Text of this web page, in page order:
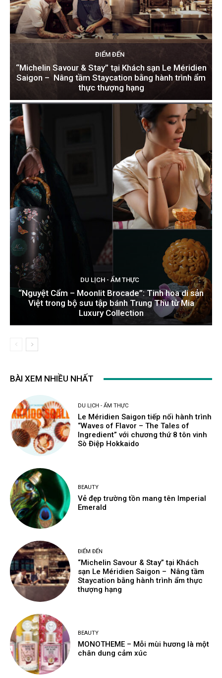
ĐIỂM ĐẾN
“Michelin Savour & Stay” tại Khách sạn Le Méridien
Saigon – Nâng tầm Staycation bằng hành trình ẩm
thực thượng hạng
DU LỊCH - ẨM THỰC
“Nguyệt Cẩm – Moonlit Brocade”: Tinh hoa di sản
Việt trong bộ sưu tập bánh Trung Thu từ Mia
Luxury Collection
BÀI XEM NHIỀU NHẤT
DU LỊCH - ẨM THỰC
Le Méridien Saigon tiếp nối hành trình
“Waves of Flavor – The Tales of
Ingredient” với chương thứ 8 tôn vinh
Sò Điệp Hokkaido
BEAUTY
Vẻ đẹp trường tồn mang tên Imperial
Emerald
ĐIỂM ĐẾN
“Michelin Savour & Stay” tại Khách
sạn Le Méridien Saigon – Nâng tầm
Staycation bằng hành trình ẩm thực
thượng hạng
BEAUTY
MONOTHEME – Mỗi mùi hương là một
chân dung cảm xúc